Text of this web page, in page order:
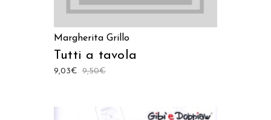
Margherita Grillo
Tutti a tavola
9,50€
9,03€